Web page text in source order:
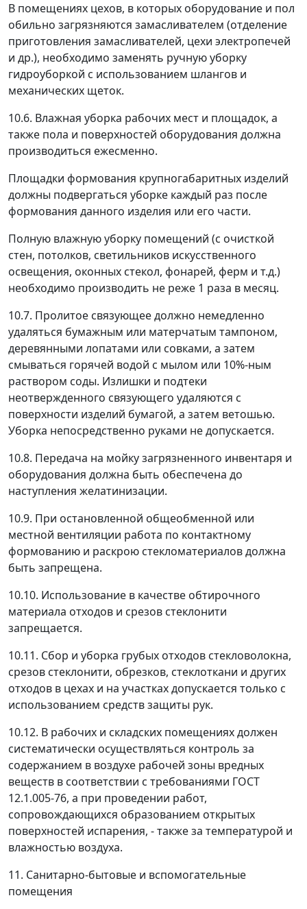
В помещениях цехов, в которых оборудование и пол
обильно загрязняются замасливателем (отделение
приготовления замасливателей, цехи электропечей
и др.), необходимо заменять ручную уборку
гидроуборкой с использованием шлангов и
механических щеток.
10.6. Влажная уборка рабочих мест и площадок, а
также пола и поверхностей оборудования должна
производиться ежесменно.
Площадки формования крупногабаритных изделий
должны подвергаться уборке каждый раз после
формования данного изделия или его части.
Полную влажную уборку помещений (с очисткой
стен, потолков, светильников искусственного
освещения, оконных стекол, фонарей, ферм и т.д.)
необходимо производить не реже 1 раза в месяц.
10.7. Пролитое связующее должно немедленно
удаляться бумажным или матерчатым тампоном,
деревянными лопатами или совками, а затем
смываться горячей водой с мылом или 10%-ным
раствором соды. Излишки и подтеки
неотвержденного связующего удаляются с
поверхности изделий бумагой, а затем ветошью.
Уборка непосредственно руками не допускается.
10.8. Передача на мойку загрязненного инвентаря и
оборудования должна быть обеспечена до
наступления желатинизации.
10.9. При остановленной общеобменной или
местной вентиляции работа по контактному
формованию и раскрою стекломатериалов должна
быть запрещена.
10.10. Использование в качестве обтирочного
материала отходов и срезов стеклонити
запрещается.
10.11. Сбор и уборка грубых отходов стекловолокна,
срезов стеклонити, обрезков, стеклоткани и других
отходов в цехах и на участках допускается только с
использованием средств защиты рук.
10.12. В рабочих и складских помещениях должен
систематически осуществляться контроль за
содержанием в воздухе рабочей зоны вредных
веществ в соответствии с требованиями ГОСТ
12.1.005-76, а при проведении работ,
сопровождающихся образованием открытых
поверхностей испарения, - также за температурой и
влажностью воздуха.
11. Санитарно-бытовые и вспомогательные
помещения